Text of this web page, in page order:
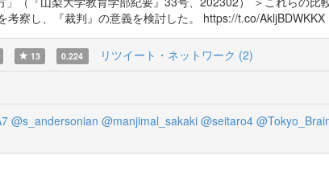
察し、『裁判』の意義を検討した。 https://t.co/AkljBDWKKX
13 0.224 リツイート・ネットワーク (2)
@s_andersonian @manjimal_sakaki @seitaro4